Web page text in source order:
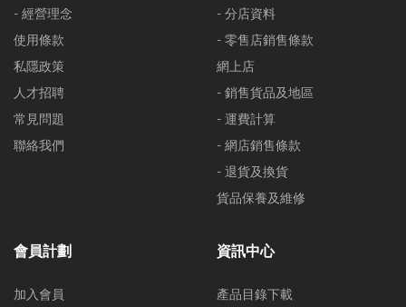
- 經營理念
使用條款
私隱政策
人才招聘
常見問題
聯絡我們
- 分店資料
- 零售店銷售條款
網上店
- 銷售貨品及地區
- 運費計算
- 網店銷售條款
- 退貨及換貨
貨品保養及維修
會員計劃
加入會員
資訊中心
產品目錄下載